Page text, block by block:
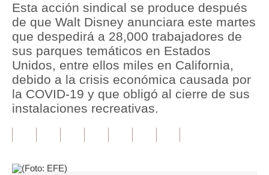
Política
Tu Dinero
Finanzas Personales
Inmobiliarias
Opinión
Editorial
Esta acción sindical se produce después
de que Walt Disney anunciara este martes
que despedirá a 28,000 trabajadores de
sus parques temáticos en Estados
Unidos, entre ellos miles en California,
debido a la crisis económica causada por
la COVID-19 y que obligó al cierre de sus
instalaciones recreativas.